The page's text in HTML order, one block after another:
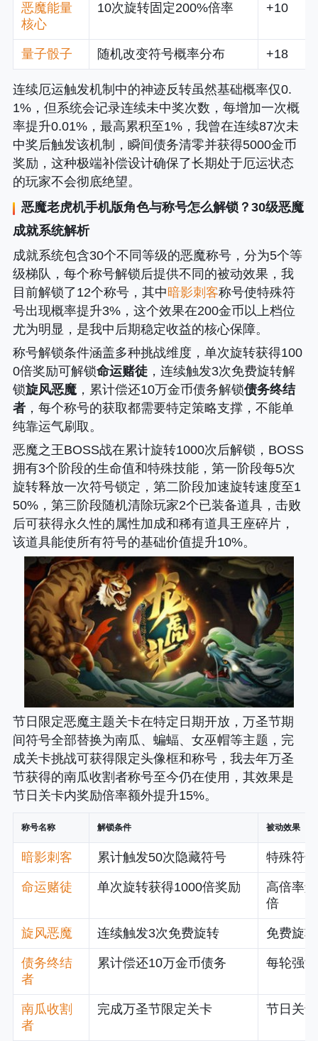
恶魔能量
核心
10次旋转固定200%倍率 +10
量子骰子 随机改变符号概率分布 +18
连续厄运触发机制中的神迹反转虽然基础概率仅0.
1%，但系统会记录连续未中奖次数，每增加一次概
率提升0.01%，最高累积至1%，我曾在连续87次未
中奖后触发该机制，瞬间债务清零并获得5000金币
奖励，这种极端补偿设计确保了长期处于厄运状态
的玩家不会彻底绝望。
恶魔老虎机手机版角色与称号怎么解锁？30级恶魔
成就系统解析
成就系统包含30个不同等级的恶魔称号，分为5个等
级梯队，每个称号解锁后提供不同的被动效果，我
目前解锁了12个称号，其中暗影刺客称号使特殊符
号出现概率提升3%，这个效果在200金币以上档位
尤为明显，是我中后期稳定收益的核心保障。
称号解锁条件涵盖多种挑战维度，单次旋转获得100
0倍奖励可解锁命运赌徒，连续触发3次免费旋转解
锁旋风恶魔，累计偿还10万金币债务解锁债务终结
者，每个称号的获取都需要特定策略支撑，不能单
纯靠运气刷取。
恶魔之王BOSS战在累计旋转1000次后解锁，BOSS
拥有3个阶段的生命值和特殊技能，第一阶段每5次
旋转释放一次符号锁定，第二阶段加速旋转速度至1
50%，第三阶段随机清除玩家2个已装备道具，击败
后可获得永久性的属性加成和稀有道具王座碎片，
该道具能使所有符号的基础价值提升10%。
节日限定恶魔主题关卡在特定日期开放，万圣节期
间符号全部替换为南瓜、蝙蝠、女巫帽等主题，完
成关卡挑战可获得限定头像框和称号，我去年万圣
节获得的南瓜收割者称号至今仍在使用，其效果是
节日关卡内奖励倍率额外提升15%。
称号名称 解锁条件 被动效果
暗影刺客 累计触发50次隐藏符号 特殊符
命运赌徒 单次旋转获得1000倍奖励
高倍率
倍
旋风恶魔 连续触发3次免费旋转 免费旋
债务终结
者
累计偿还10万金币债务 每轮强
南瓜收割
者
完成万圣节限定关卡 节日关